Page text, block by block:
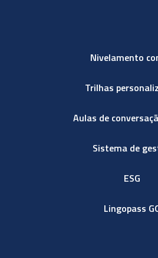
Nivelamento
Trilhas
Aulas de
Sistema de
ESG
Lingopass